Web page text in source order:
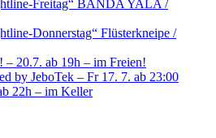
Freitag“ BANDA YALA /
Donnerstag“ Flüsterkneipe /
– 20.7. ab 19h – im Freien!
by JeboTek – Fr 17. 7. ab 23:00
22h – im Keller